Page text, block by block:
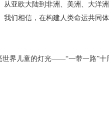
亚欧大陆到非洲、美洲、大洋
们相信，在构建人类命运共同
世界儿童的灯光——“一带一路”